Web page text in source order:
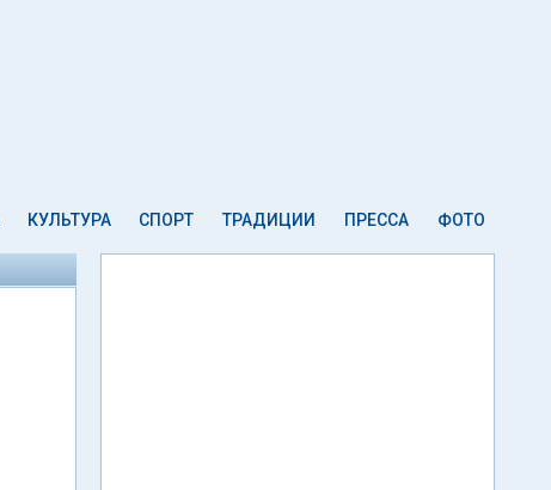
КУЛЬТУРА СПОРТ ТРАДИЦИИ ПРЕССА ФОТО